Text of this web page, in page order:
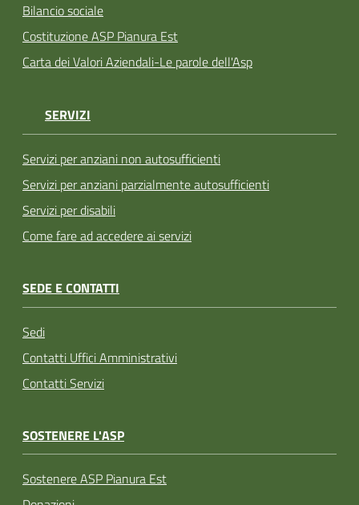
Bilancio sociale
Costituzione ASP Pianura Est
Carta dei Valori Aziendali-Le parole dell'Asp
SERVIZI
Servizi per anziani non autosufficienti
Servizi per anziani parzialmente autosufficienti
Servizi per disabili
Come fare ad accedere ai servizi
SEDE E CONTATTI
Sedi
Contatti Uffici Amministrativi
Contatti Servizi
SOSTENERE L'ASP
Sostenere ASP Pianura Est